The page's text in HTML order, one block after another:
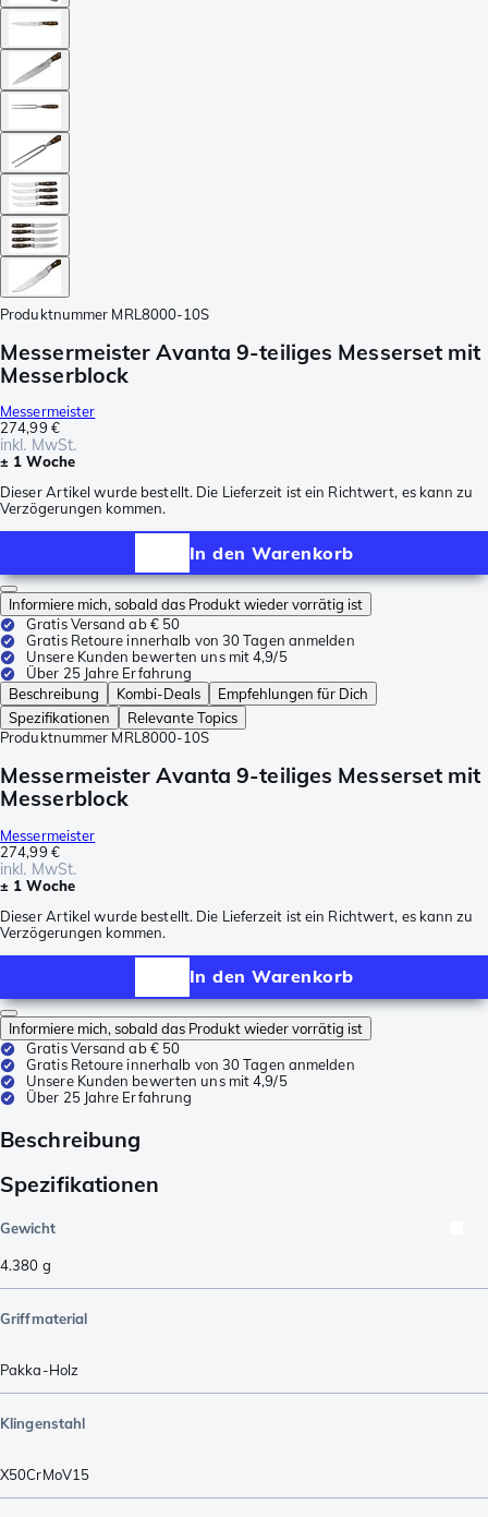
Produktnummer MRL8000-10S
Messermeister Avanta 9-teiliges Messerset mit
Messerblock
Messermeister
274,99 €
inkl. MwSt.
± 1 Woche
Dieser Artikel wurde bestellt. Die Lieferzeit ist ein Richtwert, es kann zu
Verzögerungen kommen.
In den Warenkorb
Informiere mich, sobald das Produkt wieder vorrätig ist
Gratis Versand ab € 50
Gratis Retoure innerhalb von 30 Tagen anmelden
Unsere Kunden bewerten uns mit 4,9/5
Über 25 Jahre Erfahrung
Beschreibung
Kombi-Deals
Empfehlungen für Dich
Spezifikationen
Relevante Topics
Produktnummer MRL8000-10S
Messermeister Avanta 9-teiliges Messerset mit
Messerblock
Messermeister
274,99 €
inkl. MwSt.
± 1 Woche
Dieser Artikel wurde bestellt. Die Lieferzeit ist ein Richtwert, es kann zu
Verzögerungen kommen.
In den Warenkorb
Informiere mich, sobald das Produkt wieder vorrätig ist
Gratis Versand ab € 50
Gratis Retoure innerhalb von 30 Tagen anmelden
Unsere Kunden bewerten uns mit 4,9/5
Über 25 Jahre Erfahrung
Beschreibung
Spezifikationen
Gewicht
4.380 g
Griffmaterial
Pakka-Holz
Klingenstahl
X50CrMoV15